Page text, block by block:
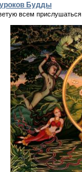
Будды
всем